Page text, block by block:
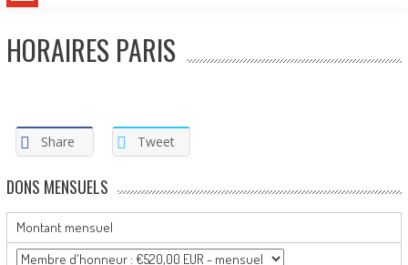
HORAIRES PARIS
Share Tweet
DONS MENSUELS
Montant mensuel